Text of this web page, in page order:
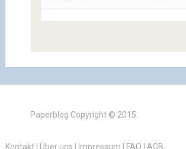
Paperblog Copyright © 2015.
Kontakt| Über uns Impressum FAQ AGB